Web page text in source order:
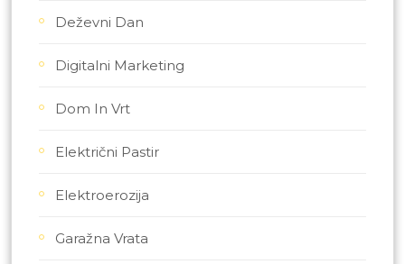
Deževni Dan
Digitalni Marketing
Dom In Vrt
Električni Pastir
Elektroerozija
Garažna Vrata